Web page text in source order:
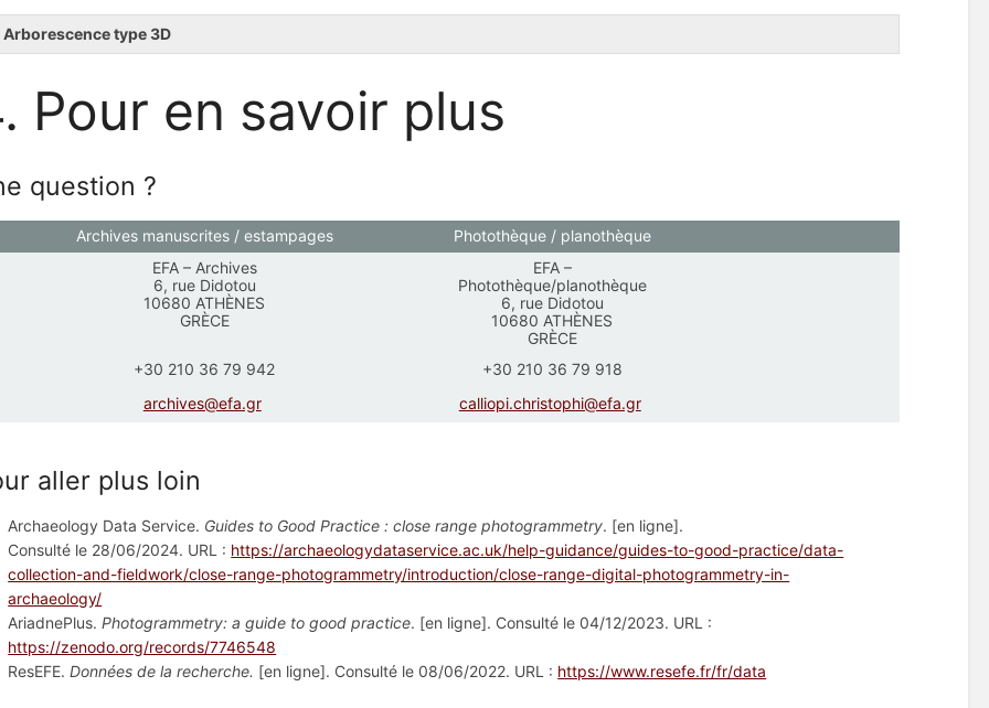
Arborescence type 3D
Pour en savoir plus
question ?
Archives manuscrites / estampages
Photothèque / planothèque
EFA – Archives
6, rue Didotou
10680 ATHÈNES
GRÈCE
EFA –
Photothèque/planothèque
6, rue Didotou
10680 ATHÈNES
GRÈCE
+30 210 36 79 942
+30 210 36 79 918
archives@efa.gr
calliopi.christophi@efa.gr
aller plus loin
Archaeology Data Service. Guides to Good Practice : close range photogrammetry. [en ligne].
Consulté le 28/06/2024. URL : https://archaeologydataservice.ac.uk/help-guidance/guides-to-good-practice/data-
collection-and-fieldwork/close-range-photogrammetry/introduction/close-range-digital-photogrammetry-in-
archaeology/
AriadnePlus.Photogrammetry: a guide to good practice. [en ligne]. Consulté le 04/12/2023. URL :
https://zenodo.org/records/7746548
ResEFE.Données de la recherche. [en ligne]. Consulté le 08/06/2022. URL : https://www.resefe.fr/fr/data